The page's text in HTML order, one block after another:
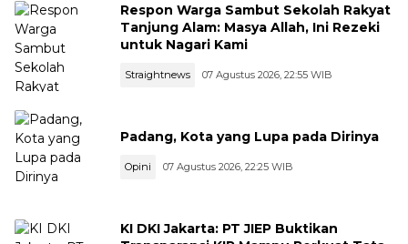
Respon Warga Sambut Sekolah Rakyat
Tanjung Alam: Masya Allah, Ini Rezeki
untuk Nagari Kami
Straightnews 07 Agustus 2026, 22:55 WIB
Padang, Kota yang Lupa pada Dirinya
Opini 07 Agustus 2026, 22:25 WIB
KI DKI Jakarta: PT JIEP Buktikan